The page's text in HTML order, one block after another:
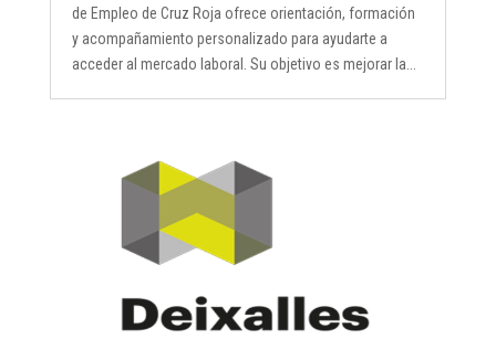
de Empleo de Cruz Roja ofrece orientación, formación
y acompañamiento personalizado para ayudarte a
acceder al mercado laboral. Su objetivo es mejorar la...